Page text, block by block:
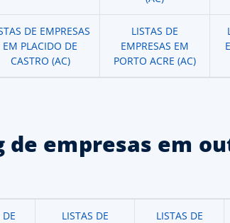
DE EMPRESAS
EM PLACIDO DE
CASTRO (AC)
LISTAS DE
EMPRESAS EM
PORTO ACRE (AC)
empresas em
DE
LISTAS DE
LISTAS DE